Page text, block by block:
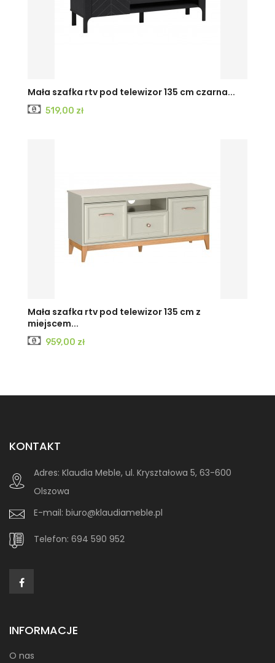
CASHMERE
Czarny
Mała szafka rtv pod telewizor 135 cm czarna...
Cena
519,00 zł
Mała szafka rtv pod telewizor 135 cm z
miejscem...
Cena
959,00 zł
KONTAKT
Adres: Klaudia Meble, ul. Kryształowa 5, 63-600
Olszowa
E-mail: biuro@klaudiameble.pl
Telefon: 694 590 952
INFORMACJE
O nas